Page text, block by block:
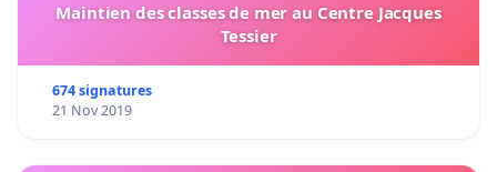
Maintien des classes de mer au Centre Jacques
Tessier
674 signatures
21 Nov 2019